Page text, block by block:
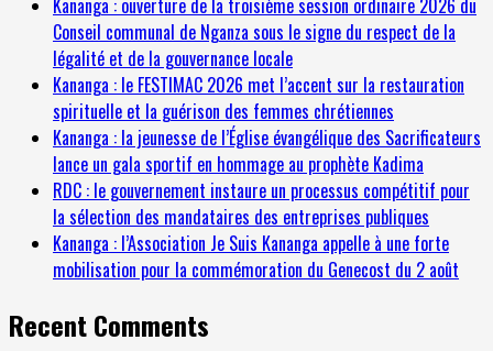
Kananga : ouverture de la troisième session ordinaire 2026 du
Conseil communal de Nganza sous le signe du respect de la
légalité et de la gouvernance locale
Kananga : le FESTIMAC 2026 met l’accent sur la restauration
spirituelle et la guérison des femmes chrétiennes
Kananga : la jeunesse de l’Église évangélique des Sacrificateurs
lance un gala sportif en hommage au prophète Kadima
RDC : le gouvernement instaure un processus compétitif pour
la sélection des mandataires des entreprises publiques
Kananga : l’Association Je Suis Kananga appelle à une forte
mobilisation pour la commémoration du Genecost du 2 août
Recent Comments